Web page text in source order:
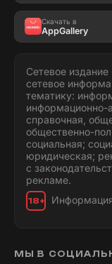
Скачать в
AppGallery
Сетевое
сетевое
тематику:
информационно-
справочная,
общественно-
социальная;
юридическая;
с
рекламе.
18+
МЫ В